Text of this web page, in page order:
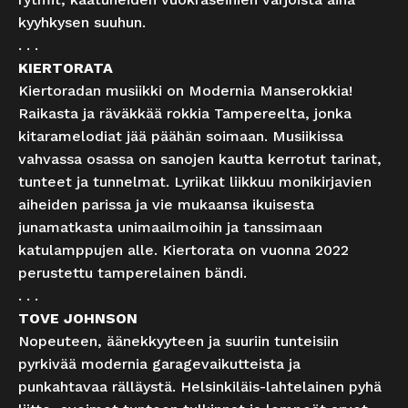
kyyhkysen suuhun.
. . .
KIERTORATA
Kiertoradan musiikki on Modernia Manserokkia!
Raikasta ja räväkkää rokkia Tampereelta, jonka
kitaramelodiat jää päähän soimaan. Musiikissa
vahvassa osassa on sanojen kautta kerrotut tarinat,
tunteet ja tunnelmat. Lyriikat liikkuu monikirjavien
aiheiden parissa ja vie mukaansa ikuisesta
junamatkasta unimaailmoihin ja tanssimaan
katulamppujen alle. Kiertorata on vuonna 2022
perustettu tamperelainen bändi.
. . .
TOVE JOHNSON
Nopeuteen, äänekkyyteen ja suuriin tunteisiin
pyrkivää modernia garagevaikutteista ja
punkahtavaa rälläystä. Helsinkiläis-lahtelainen pyhä